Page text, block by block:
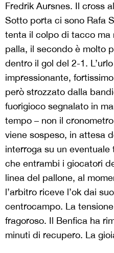
Fredrik Aursnes. Il cross
Sotto porta ci sono Rafa
tenta il colpo di tacco ma
palla, il secondo è molto
dentro il gol del 2-1.
impressionante,
però strozzato dalla
fuorigioco segnalato in
tempo – non il
viene sospeso, in attesa
interroga su un
che entrambi i giocatori
linea del pallone, al
l’arbitro riceve l’ok dai
centrocampo. La
fragoroso. Il Benfica ha
minuti di recupero. La